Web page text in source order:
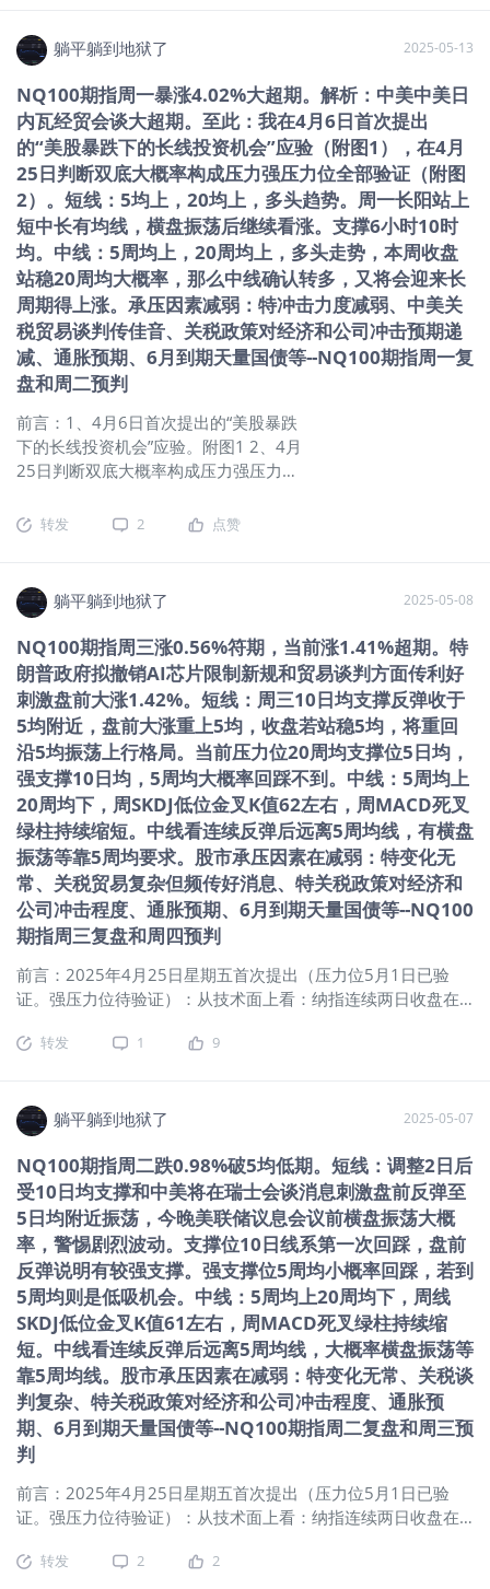
某种结果，欢迎讨论。
见顶：个人认为股指有效跌破20日均之时。 躺观大盘（NQ100
期指） 一、消息面、政策面： 当前总的形势：以中美日内瓦经
贸会谈达成共识为标志，特朗普以一已之力掀起的关税闹剧进
入尾声，虽有余震但难再掀风浪。随着世界贸易秩序回归，股
市也回归自身轨道和节奏。6月份即将到期6.5万亿国债。
（一）美股夜盘：盘前异动 | 超微电脑涨近8%，英伟达、特斯
拉续涨；AUR绩后跌超13%，索尼涨超4%.通胀数据报喜后 特
朗普再向美联储怒吼：美国没有通胀，请尽快降息 （二）昨夜
今晨：美股收盘 | 三大股指表现分化，标普500收复年内所有跌
幅，芯片股强势反攻，超微电脑大涨超16%。进入周二，美国
总统特朗普与沙特王储兼首相穆罕默德·本·萨勒曼的会面进一步
提振了股市。英伟达CEO黄仁勋在沙美投资论坛上宣布，将向
沙特公司Humain销售超1.8万枚人工智能（AI）芯片。除了芯
片方面的利好，美国最新的CPI数据也给市场带来了提振。盘前
美国劳工统计局公布的数据显示，4月份CPI同比上升2.3%，核
心指标同比上涨2.8%，都是2021年初以来的最低值。 （三）
国际宏观：美国4月CPI意外降温，通胀数据指向美联储仍有降
息空间。特朗普宣称沙特将对美投资1万亿美元，规模远超白宫
此前公告。美国商务部撤销拜登时代AI扩散规定，特朗普或转
AI芯片，英伟达收涨近6%，市值重返3万亿。马斯克称星链获
躺平躺到地狱了 2025-05-13
NQ100期指周一暴涨4.02%大超期。解析：中美中美日
内瓦经贸会谈大超期。至此：我在4月6日首次提出
的“美股暴跌下的长线投资机会”应验（附图1），在4月
25日判断双底大概率构成压力强压力位全部验证（附图
2）。短线：5均上，20均上，多头趋势。周一长阳站上
短中长有均线，横盘振荡后继续看涨。支撑6小时10时
均。中线：5周均上，20周均上，多头走势，本周收盘
站稳20周均大概率，那么中线确认转多，又将会迎来长
周期得上涨。承压因素减弱：特冲击力度减弱、中美关
税贸易谈判传佳音、关税政策对经济和公司冲击预期递
减、通胀预期、6月到期天量国债等--NQ100期指周一复
盘和周二预判
前言：1、4月6日首次提出的“美股暴跌
下的长线投资机会”应验。附图1 2、4月
25日判断双底大概率构成压力强压力位
（NQ100期指） 一、消息面、政策面：
展、市场情绪趋于稳定、经济面临诸多
不确定、通胀预期持续，6月份即将到期
6.5万亿国债。 （一）美股夜盘：
（二）昨夜今晨：美股收盘 | 三大股指
大幅收涨，均创3月来新高，纳指涨超
4%；七巨头强势回归，特斯拉涨近
7%。日内早些时候，《中美日内瓦经贸
会谈联合声明》发布，双方承诺将于
2025年5月14日前采取一系列举措，包
括修改和取消对彼此商品加征的关税，
以及暂停或取消非关税反制措施。
（三）国际宏观：特朗普正式签署行政
命令，要求制药商降价。美联储理事：
最新关税政策仍可能加剧通胀并拖累美
国经济增长。高盛称OPEC+预计8月停
止增产，因经济放缓迹象显现。
Coinbase将取代发现金融被纳入标普
500指数，盘后大涨超9%。 二、技术
短多头趋势。 短期：20日均上，20均走
20周均向下，中期多头趋势。 长期：5
上（4月盘中破20月均），长期多头趋
势。25年4月涨跌幅：+2.24%。2024年
涨跌幅：24.90%（东财小型纳指当月连
续） 2、macd：日线金叉第20日、周线
死叉（绿柱持续缩短）、月线2025年3
月25日已显死叉（月线死叉第2月）。
（经验：日线金叉，20均上，20均走平
或向上大概率会迎来一波上涨。经验：
周线金叉行情往往更持久） 3、神奇9
转：日线：无，周线：无，月线：无。
4、SKDJ指标：日K值89左右，周线K值
74左右，低位金叉。（日线调整中：
SKDJ低位金叉特别是低位金叉底
转发 2 点赞
躺平躺到地狱了 2025-05-08
NQ100期指周三涨0.56%符期，当前涨1.41%超期。特
朗普政府拟撤销AI芯片限制新规和贸易谈判方面传利好
刺激盘前大涨1.42%。短线：周三10日均支撑反弹收于
5均附近，盘前大涨重上5均，收盘若站稳5均，将重回
沿5均振荡上行格局。当前压力位20周均支撑位5日均，
强支撑10日均，5周均大概率回踩不到。中线：5周均上
20周均下，周SKDJ低位金叉K值62左右，周MACD死叉
绿柱持续缩短。中线看连续反弹后远离5周均线，有横盘
振荡等靠5周均要求。股市承压因素在减弱：特变化无
常、关税贸易复杂但频传好消息、特关税政策对经济和
公司冲击程度、通胀预期、6月到期天量国债等--NQ100
期指周三复盘和周四预判
前言：2025年4月25日星期五首次提出（压力位5月1日已验
证。强压力位待验证）：从技术面上看：纳指连续两日收盘在
10日20日三线均粘，5日金叉10日20日均，纳指大概率筑大底
（NQ100期指） 一、消息面、政策面： 当前总的形势：关税谈
判错综复杂、特朗普转向中美显转机、特鲍矛盾改善、经济面
临诸多不确定、通胀预期持续，6月份即将到期6.5万亿国债。
（一）美股夜盘：比特币再度逼近10万美元，加密货币概念股
盘前集体上涨。外交部再回应中美经贸高层会谈：中方维护正
当权益的决心不会改变。 （二）昨夜今晨：美股收盘：三大指
数震荡收高！谷歌A大跌超7%，AI芯片利好助攻英伟达。
（三）国际宏观：美联储维持利率不变，强调高失业率和高通
胀的风险已经上升。鲍威尔新闻发布会要点总结：不急于调整
利率，经济处于稳健状态。消息称特朗普政府拟撤销拜登任内
AI芯片限制新规。欧盟：若关税谈判无果，将公布对美新反制
措施。 二、技术面： 1、均线 超短：当前5日均上，超短多头
趋势。 短期：20日均上，20均走平向上，短期多头趋势。 中
期：5周均上，20周均下，20周均向下，中期空头趋势。 长
期：5月均下，20月均上（盘中破20月均下第1月），长期多头
趋势。25年4月涨跌幅：+2.24%。2024年涨跌幅：24.90%
（东财小型纳指当月连续） 2、macd：日线金叉第17日、周线
死叉（绿柱持续缩短）、月线2025年3月25日已显死叉（月线
死叉第2月）。（经验：日线金叉，20均上，20均走平或向上
大概率会迎来一波上涨。经验：周线金叉行情往往更持久） 3、
转发 1 9
躺平躺到地狱了 2025-05-07
NQ100期指周二跌0.98%破5均低期。短线：调整2日后
受10日均支撑和中美将在瑞士会谈消息刺激盘前反弹至
5日均附近振荡，今晚美联储议息会议前横盘振荡大概
率，警惕剧烈波动。支撑位10日线系第一次回踩，盘前
反弹说明有较强支撑。强支撑位5周均小概率回踩，若到
5周均则是低吸机会。中线：5周均上20周均下，周线
SKDJ低位金叉K值61左右，周MACD死叉绿柱持续缩
短。中线看连续反弹后远离5周均线，大概率横盘振荡等
靠5周均线。股市承压因素在减弱：特变化无常、关税谈
判复杂、特关税政策对经济和公司冲击程度、通胀预
期、6月到期天量国债等--NQ100期指周二复盘和周三预
判
前言：2025年4月25日星期五首次提出（压力位5月1日已验
证。强压力位待验证）：从技术面上看：纳指连续两日收盘在
10日20日三线均粘，5日金叉10日20日均，纳指大概率筑大底
转发 2 2